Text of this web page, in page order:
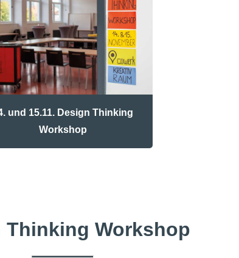
und 15.11. Design Thinking
Workshop
Thinking Workshop